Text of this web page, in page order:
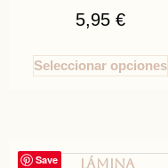
5,95 €
Seleccionar opciones
Save